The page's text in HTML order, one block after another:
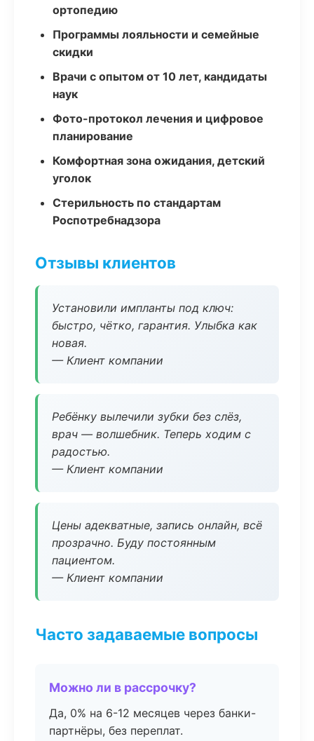
ортопедию
Программы лояльности и семейные
скидки
Врачи с опытом от 10 лет, кандидаты
наук
Фото-протокол лечения и цифровое
планирование
Комфортная зона ожидания, детский
уголок
Стерильность по стандартам
Роспотребнадзора
Отзывы клиентов
Установили импланты под ключ:
быстро, чётко, гарантия. Улыбка как
новая.
— Клиент компании
Ребёнку вылечили зубки без слёз,
врач — волшебник. Теперь ходим с
радостью.
— Клиент компании
Цены адекватные, запись онлайн, всё
прозрачно. Буду постоянным
пациентом.
— Клиент компании
Часто задаваемые вопросы
Можно ли в рассрочку?
Да, 0% на 6-12 месяцев через банки-
партнёры, без переплат.